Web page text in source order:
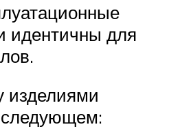
идентичны для
изделиями
следующем: